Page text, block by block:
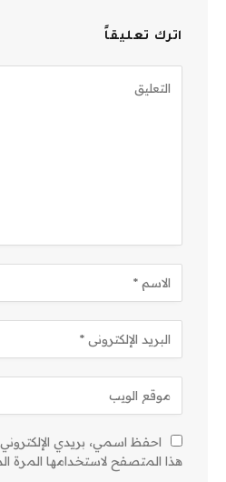
اترك تعليقاً
احفظ اسمي، بريدي
هذا المتصفح لاستخدامها المرة